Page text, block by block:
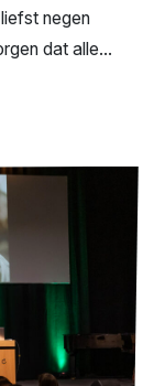
negen
dat alle...